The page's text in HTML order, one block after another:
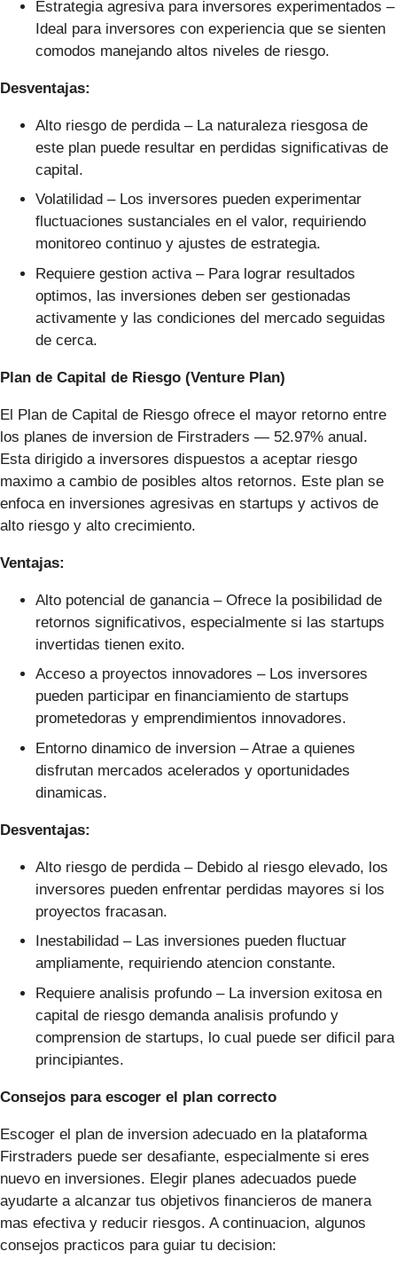
Estrategia agresiva para inversores experimentados –
Ideal para inversores con experiencia que se sienten
comodos manejando altos niveles de riesgo.
Desventajas:
Alto riesgo de perdida – La naturaleza riesgosa de
este plan puede resultar en perdidas significativas de
capital.
Volatilidad – Los inversores pueden experimentar
fluctuaciones sustanciales en el valor, requiriendo
monitoreo continuo y ajustes de estrategia.
Requiere gestion activa – Para lograr resultados
optimos, las inversiones deben ser gestionadas
activamente y las condiciones del mercado seguidas
de cerca.
Plan de Capital de Riesgo (Venture Plan)
El Plan de Capital de Riesgo ofrece el mayor retorno entre
los planes de inversion de Firstraders — 52.97% anual.
Esta dirigido a inversores dispuestos a aceptar riesgo
maximo a cambio de posibles altos retornos. Este plan se
enfoca en inversiones agresivas en startups y activos de
alto riesgo y alto crecimiento.
Ventajas:
Alto potencial de ganancia – Ofrece la posibilidad de
retornos significativos, especialmente si las startups
invertidas tienen exito.
Acceso a proyectos innovadores – Los inversores
pueden participar en financiamiento de startups
prometedoras y emprendimientos innovadores.
Entorno dinamico de inversion – Atrae a quienes
disfrutan mercados acelerados y oportunidades
dinamicas.
Desventajas:
Alto riesgo de perdida – Debido al riesgo elevado, los
inversores pueden enfrentar perdidas mayores si los
proyectos fracasan.
Inestabilidad – Las inversiones pueden fluctuar
ampliamente, requiriendo atencion constante.
Requiere analisis profundo – La inversion exitosa en
capital de riesgo demanda analisis profundo y
comprension de startups, lo cual puede ser dificil para
principiantes.
Consejos para escoger el plan correcto
Escoger el plan de inversion adecuado en la plataforma
Firstraders puede ser desafiante, especialmente si eres
nuevo en inversiones. Elegir planes adecuados puede
ayudarte a alcanzar tus objetivos financieros de manera
mas efectiva y reducir riesgos. A continuacion, algunos
consejos practicos para guiar tu decision: